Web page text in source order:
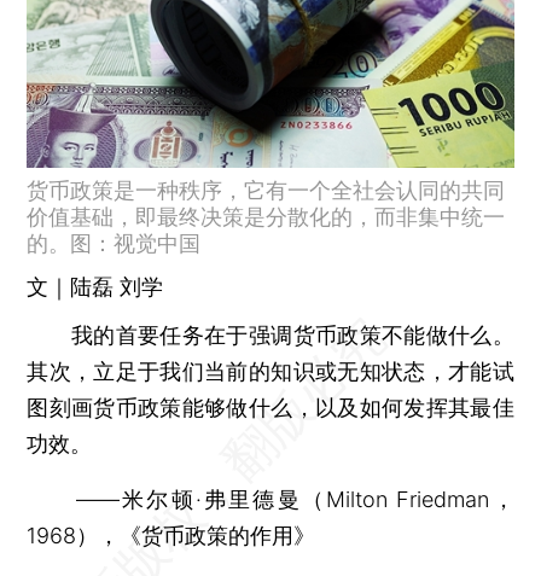
货币政策是一种秩序，它有一个全社会认同的共同
价值基础，即最终决策是分散化的，而非集中统一
的。图：视觉中国
文｜陆磊 刘学
我的首要任务在于强调货币政策不能做什么。
其次，立足于我们当前的知识或无知状态，才能试
图刻画货币政策能够做什么，以及如何发挥其最佳
功效。
——米尔顿·弗里德曼（Milton Friedman，
1968），《货币政策的作用》